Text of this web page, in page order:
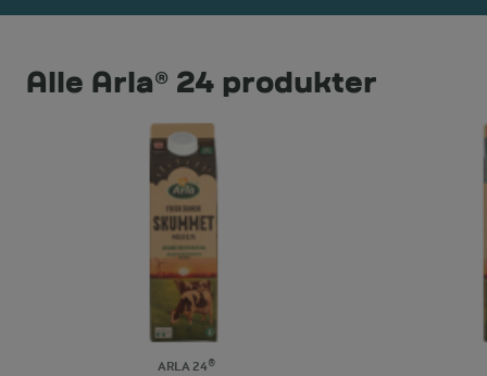
Alle Arla® 24 produkter
ARLA 24®